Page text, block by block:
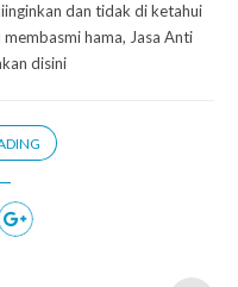
dan tidak di ketahui
hama, Jasa Anti
disini